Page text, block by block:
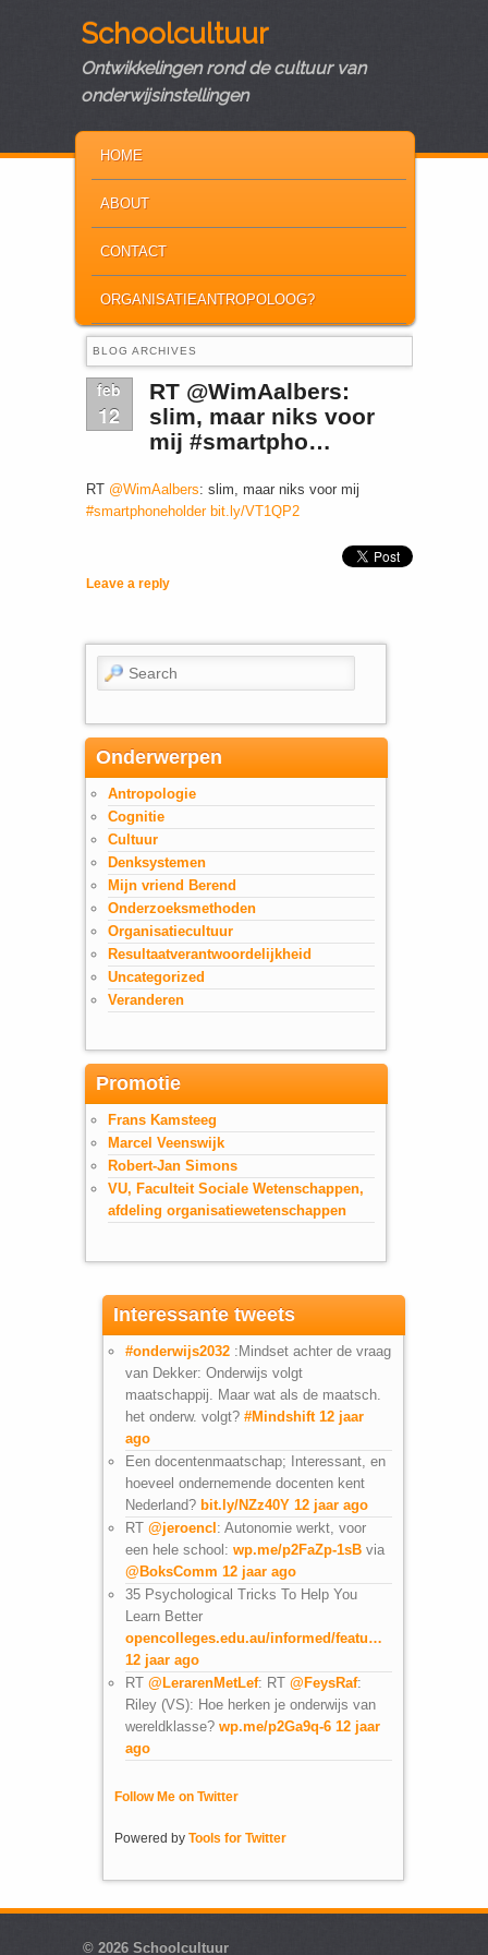
Schoolcultuur
Ontwikkelingen rond de cultuur van
onderwijsinstellingen
SKIP TO PRIMARY CONTENT
SKIP TO SECONDARY CONTENT
HOME
ABOUT
CONTACT
ORGANISATIEANTROPOLOOG?
BLOG ARCHIVES
feb
12
RT @WimAalbers:
slim, maar niks voor
mij #smartpho…
RT @WimAalbers: slim, maar niks voor mij
#smartphoneholder bit.ly/VT1QP2
Leave a reply
Search
Onderwerpen
Antropologie
Cognitie
Cultuur
Denksystemen
Mijn vriend Berend
Onderzoeksmethoden
Organisatiecultuur
Resultaatverantwoordelijkheid
Uncategorized
Veranderen
Promotie
Frans Kamsteeg
Marcel Veenswijk
Robert-Jan Simons
VU, Faculteit Sociale Wetenschappen,
afdeling organisatiewetenschappen
Interessante tweets
#onderwijs2032 :Mindset achter de vraag
van Dekker: Onderwijs volgt
maatschappij. Maar wat als de maatsch.
het onderw. volgt? #Mindshift 12 jaar
ago
Een docentenmaatschap; Interessant, en
hoeveel ondernemende docenten kent
Nederland? bit.ly/NZz40Y 12 jaar ago
RT @jeroencl: Autonomie werkt, voor
een hele school: wp.me/p2FaZp-1sB via
@BoksComm 12 jaar ago
35 Psychological Tricks To Help You
Learn Better
opencolleges.edu.au/informed/featu…
12 jaar ago
RT @LerarenMetLef: RT @FeysRaf:
Riley (VS): Hoe herken je onderwijs van
wereldklasse? wp.me/p2Ga9q-6 12 jaar
ago
Follow Me on Twitter
Powered by Tools for Twitter
© 2026 Schoolcultuur